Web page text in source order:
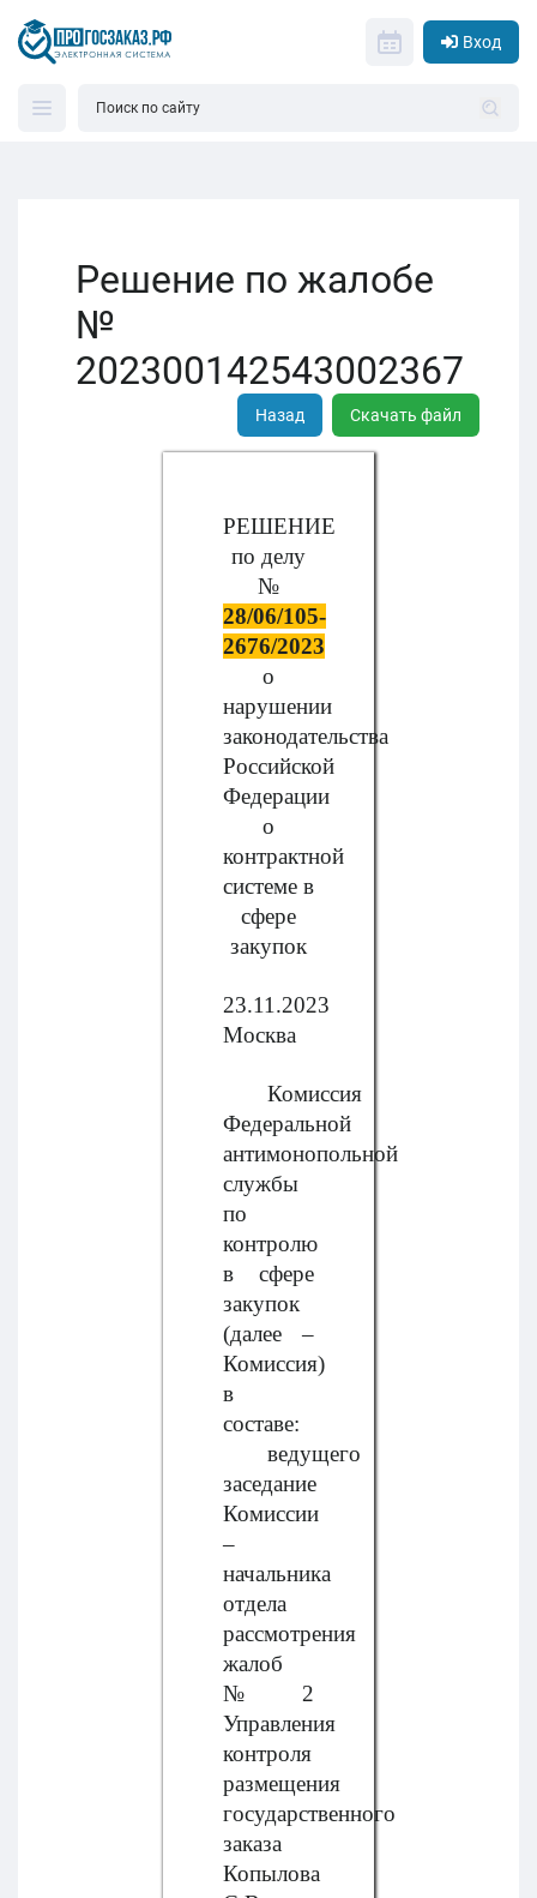
Вход
Решение по жалобе
№
202300142543002367
Назад Скачать файл
РЕШЕНИЕ
по делу
№
28/06/105-
2676/2023
о
нарушении
законодательства
Российской
Федерации
о
контрактной
системе в
сфере
закупок
23.11.2023
Москва
Комиссия
Федеральной
антимонопольной
службы
по
контролю
в сфере
закупок
(далее –
Комиссия)
в
составе:
ведущего
заседание
Комиссии
–
начальника
отдела
рассмотрения
жалоб
№ 2
Управления
контроля
размещения
государственного
заказа
Копылова